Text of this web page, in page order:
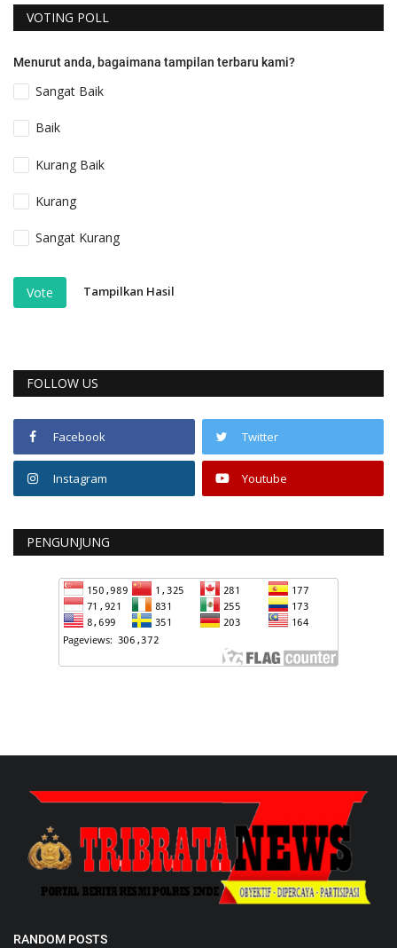
VOTING POLL
Menurut anda, bagaimana tampilan terbaru kami?
Sangat Baik
Baik
Kurang Baik
Kurang
Sangat Kurang
Vote Tampilkan Hasil
FOLLOW US
Facebook Twitter
Instagram Youtube
PENGUNJUNG
RANDOM POSTS